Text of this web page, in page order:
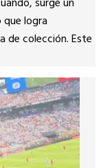
logra
de colección. Este